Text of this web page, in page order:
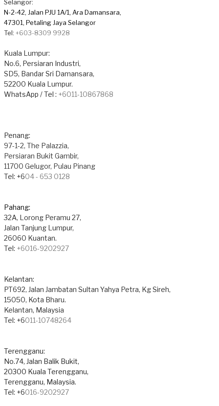
Selangor:
N-2-42, Jalan PJU 1A/1, Ara Damansara,
​47301, Petaling Jaya Selangor
Tel: +603-8309 9928
Kuala Lumpur:
No.6, Persiaran Industri,
SD5, Bandar Sri Damansara,
52200 Kuala Lumpur.
WhatsApp / Tel : +6011-10867868
Penang:
97-1-2, The Palazzia,
Persiaran Bukit Gambir,
11700 Gelugor, Pulau Pinang
Tel: +604 - 653 0128
Pahang:
32A, Lorong Peramu 27,
Jalan Tanjung Lumpur,
26060 Kuantan.
​Tel: +6016-9202927
Kelantan:
PT692, Jalan Jambatan Sultan Yahya Petra, Kg Sireh,
15050, Kota Bharu.
Kelantan, Malaysia
​Tel: +6011-10748264
Terengganu:
No.74, Jalan Balik Bukit,
20300 Kuala Terengganu,
Terengganu, Malaysia.
Tel: +6016-9202927